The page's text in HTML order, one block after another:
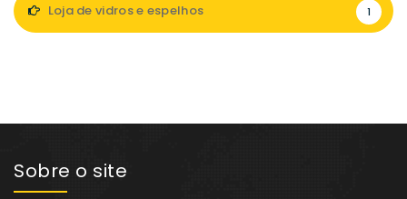
Loja de vidros e espelhos 1
Sobre o site